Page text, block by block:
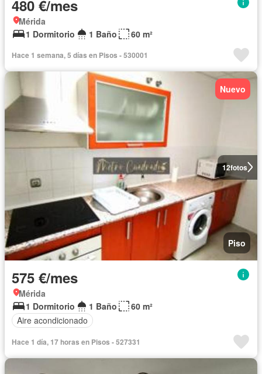
480 €/mes
Mérida
1 Dormitorio
1 Baño 60 m²
Hace 1 semana, 5 días en Pisos - 530001
12fotos
Nuevo
Piso
575 €/mes
Mérida
1 Dormitorio
1 Baño
60 m²
Aire acondicionado
Hace 1 día, 17 horas en Pisos - 527331